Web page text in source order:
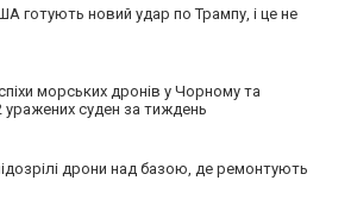
готують новий удар по Трампу, і це не
морських дронів у Чорному та
суден за тиждень
дрони над базою, де ремонтують